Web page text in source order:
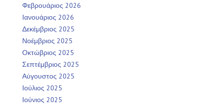
Φεβρουάριος 2026
Ιανουάριος 2026
Δεκέμβριος 2025
Νοέμβριος 2025
Οκτώβριος 2025
Σεπτέμβριος 2025
Αύγουστος 2025
Ιούλιος 2025
Ιούνιος 2025